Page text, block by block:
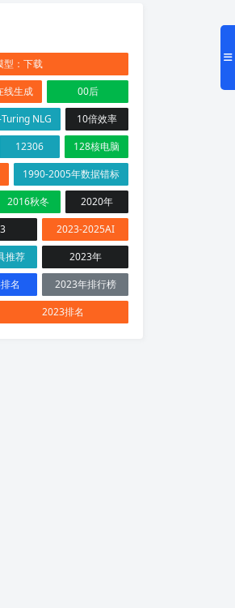
型：下载
线生成
00后
NLG
10倍效率
12306
128核电脑
1990-2005年数据错标
2016秋冬
2020年
2023-2025AI
推荐
2023年
名
2023年排行榜
2023排名